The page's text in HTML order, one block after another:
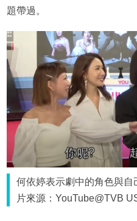
題帶過。
何依婷表示劇中的角色與自
片來源：YouTube@TVB